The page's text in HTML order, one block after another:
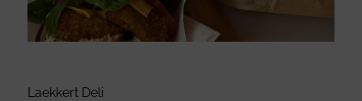
Laekkert Deli